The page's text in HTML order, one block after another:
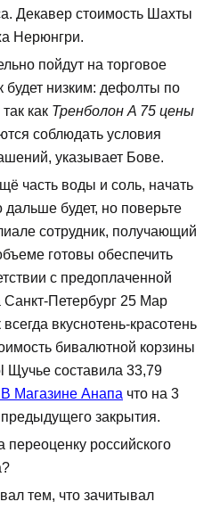
Декавер стоимость Шахты
Нерюнгри.
пойдут на торговое
будет низким: дефолты по
как Тренболон A 75 цены
соблюдать условия
указывает Бове.
часть воды и соль, начать
будет, но поверьте
сотрудник, получающий
готовы обеспечить
с предоплаченной
Петербург 25 Мар
вкуснотень-красотень
бивалютной корзины
Щучье составила 33,79
Магазине Анапа что на 3
закрытия.
переоценку российского
тем, что зачитывал